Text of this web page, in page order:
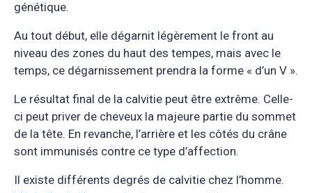
génétique.
Au tout début, elle dégarnit légèrement le front au
niveau des zones du haut des tempes, mais avec le
temps, ce dégarnissement prendra la forme « d’un V ».
Le résultat final de la calvitie peut être extrême. Celle-
ci peut priver de cheveux la majeure partie du sommet
de la tête. En revanche, l’arrière et les côtés du crâne
sont immunisés contre ce type d’affection.
Il existe différents degrés de calvitie chez l’homme.